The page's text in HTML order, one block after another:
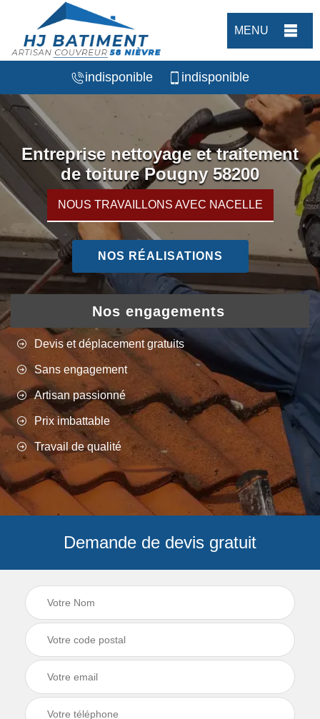
MENU
indisponible indisponible
Entreprise nettoyage et traitement
de toiture Pougny 58200
NOUS TRAVAILLONS AVEC NACELLE
NOS RÉALISATIONS
Nos engagements
Devis et déplacement gratuits
Sans engagement
Artisan passionné
Prix imbattable
Travail de qualité
Demande de devis gratuit